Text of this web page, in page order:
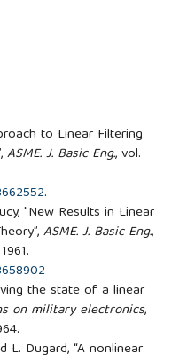
to Linear Filtering
ASME. J. Basic Eng., vol.
.
"New Results in Linear
ASME. J. Basic Eng.,
the state of a linear
on military electronics,
L. Dugard, “A nonlinear